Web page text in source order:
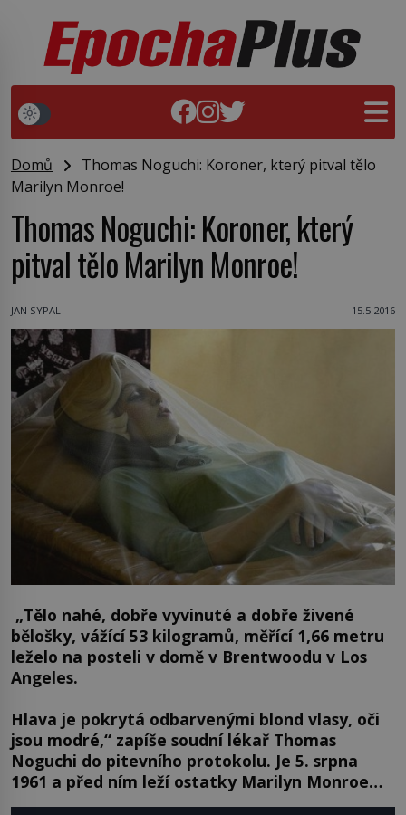
Domů
Thomas Noguchi: Koroner, který pitval tělo
Marilyn Monroe!
Thomas Noguchi: Koroner, který
pitval tělo Marilyn Monroe!
JAN SYPAL 15.5.2016
„Tělo nahé, dobře vyvinuté a dobře živené
bělošky, vážící 53 kilogramů, měřící 1,66 metru
leželo na posteli v domě v Brentwoodu v Los
Angeles.
Hlava je pokrytá odbarvenými blond vlasy, oči
jsou modré,“ zapíše soudní lékař Thomas
Noguchi do pitevního protokolu. Je 5. srpna
1961 a před ním leží ostatky Marilyn Monroe…